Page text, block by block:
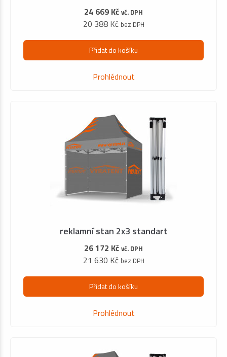
24 669 Kč vč. DPH
20 388 Kč bez DPH
Přidat do košíku
Prohlédnout
reklamní stan 2x3 standart
26 172 Kč vč. DPH
21 630 Kč bez DPH
Přidat do košíku
Prohlédnout